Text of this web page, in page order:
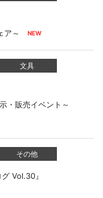
ア～
文具
・販売イベント～
その他
Vol.30』